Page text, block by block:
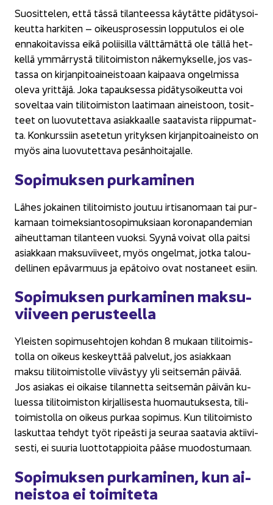
Suo­sit­te­len, että tässä ti­lan­tees­sa käy­tät­te pi­dä­ty­soi­
keut­ta har­ki­ten – oi­keus­pro­ses­sin lop­pu­tu­los ei ole
en­na­koi­ta­vis­sa eikä po­lii­sil­la vält­tä­mät­tä ole tällä het­
kel­lä ym­mär­rys­tä ti­li­toi­mis­ton nä­ke­myk­sel­le, jos vas­
tas­sa on kir­jan­pi­toai­neis­to­aan kai­paa­va on­gel­mis­sa
oleva yrit­tä­jä. Joka ta­pauk­ses­sa pi­dä­ty­soi­keut­ta voi
so­vel­taa vain ti­li­toi­mis­ton laa­ti­maan ai­neis­toon, to­sit­
teet on luo­vu­tet­ta­va asiak­kaal­le saa­ta­vis­ta riip­pu­mat­
ta. Kon­kurs­siin ase­te­tun yri­tyk­sen kir­jan­pi­toai­neis­to on
myös aina luo­vu­tet­ta­va pe­sän­hoi­ta­jal­le.
So­pi­muk­sen pur­ka­mi­nen
Lähes jo­kai­nen ti­li­toi­mis­to jou­tuu ir­ti­sa­no­maan tai pur­
ka­maan toi­mek­sian­to­so­pi­muk­si­aan ko­ro­na­pan­de­mian
ai­heut­ta­man ti­lan­teen vuok­si. Syynä voi­vat olla pait­si
asiak­kaan mak­su­vii­veet, myös on­gel­mat, jotka ta­lou­
del­li­nen epä­var­muus ja epä­toi­vo ovat nos­ta­neet esiin.
So­pi­muk­sen pur­ka­mi­nen mak­su­
vii­veen pe­rus­teel­la
Yleis­ten so­pi­museh­to­jen koh­dan 8 mu­kaan ti­li­toi­mis­
tol­la on oi­keus kes­keyt­tää pal­ve­lut, jos asiak­kaan
maksu ti­li­toi­mis­tol­le vii­väs­tyy yli seit­se­män päi­vää.
Jos asia­kas ei oi­kai­se ti­lan­net­ta seit­se­män päi­vän ku­
lues­sa ti­li­toi­mis­ton kir­jal­li­ses­ta huo­mau­tuk­ses­ta, ti­li­
toi­mis­tol­la on oi­keus pur­kaa so­pi­mus. Kun ti­li­toi­mis­to
las­kut­taa teh­dyt työt ri­peäs­ti ja seu­raa saa­ta­via ak­tii­vi­
ses­ti, ei suu­ria luot­to­tap­pioi­ta pääse muo­dos­tu­maan.
So­pi­muk­sen pur­ka­mi­nen, kun ai­
neis­toa ei toi­mi­te­ta